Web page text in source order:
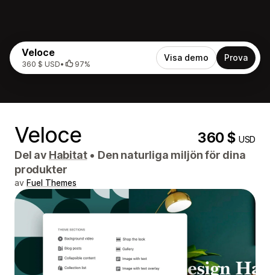
Veloce
360 $ USD• 97%
Visa demo Prova
Veloce 360 $USD
Del av Habitat • Den naturliga miljön för dina
produkter
av Fuel Themes